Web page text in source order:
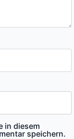
in diesem
speichern.